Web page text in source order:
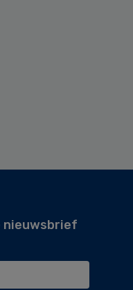
nieuwsbrief